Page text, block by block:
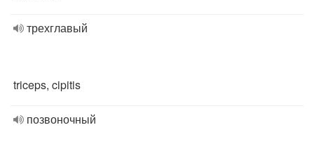
трехглавый
triceps, cipitis
позвоночный